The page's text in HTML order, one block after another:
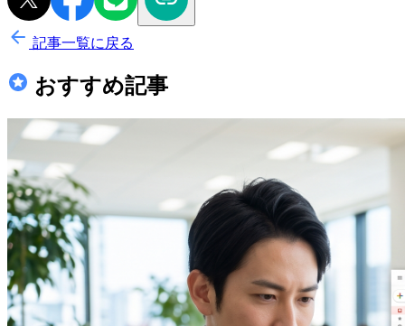
記事一覧に戻る
おすすめ記事